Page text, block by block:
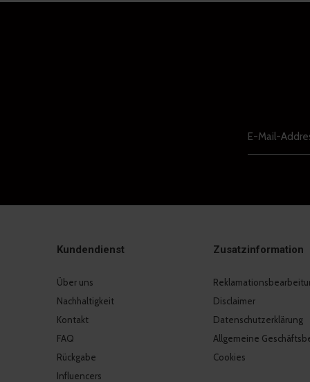
Kundendienst
Über uns
Nachhaltigkeit
Kontakt
FAQ
Rückgabe
Influencers
Zusatzinformation
Disclaimer
Datenschutzerklärung
Allgemeine
Cookies